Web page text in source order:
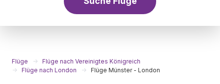
Flüge
Flüge nach Vereinigtes Königreich
Flüge nach London
Flüge Münster - London